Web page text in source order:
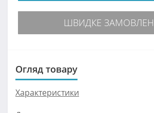
ШВИДКЕ
Огляд товару
Характеристики